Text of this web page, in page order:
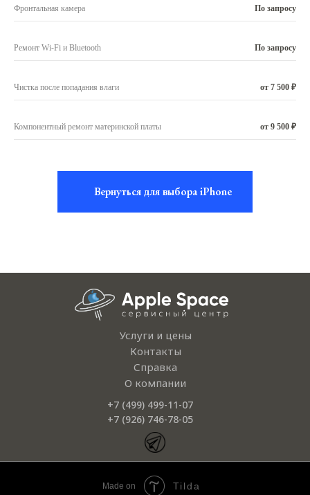
iPhone 13 Pro
iPhone 13 Pro
Фронтальная камера По запросу
Ремонт Wi-Fi и Bluetooth По запросу
Чистка после попадания влаги от 7 500 ₽
Компонентный ремонт материнской платы от 9 500 ₽
Вернуться для выбора iPhone
Услуги и цены
О компании
Справка
Контакты
+7 (499) 499-11-07
+7 (926) 746-78-05
Made on Tilda